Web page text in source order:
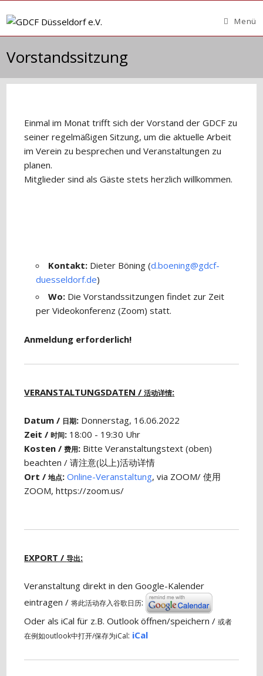
Inhalt
Menü
Vorstandssitzung
Einmal im Monat trifft sich der Vorstand der GDCF zu
seiner regelmäßigen Sitzung, um die aktuelle Arbeit
im Verein zu besprechen und Veranstaltungen zu
planen.
Mitglieder sind als Gäste stets herzlich willkommen.
Kontakt: Dieter Böning (d.boening@gdcf-
duesseldorf.de)
Wo: Die Vorstandssitzungen findet zur Zeit
per Videokonferenz (Zoom) statt.
Anmeldung erforderlich!
VERANSTALTUNGSDATEN /活动详情:
Datum / 日期: Donnerstag, 16.06.2022
Zeit /时间: 18:00 - 19:30 Uhr
Kosten /费用: Bitte Veranstaltungstext (oben)
beachten / 请注意(以上)活动详情
Ort /地点: Online-Veranstaltung, via ZOOM/ 使用
ZOOM, https://zoom.us/
EXPORT /导出:
Veranstaltung direkt in den Google-Kalender
eintragen /将此活动存入谷歌日历:
Oder als iCal für z.B. Outlook öffnen/speichern /或者
在例如outlook中打开/保存为iCal: iCal